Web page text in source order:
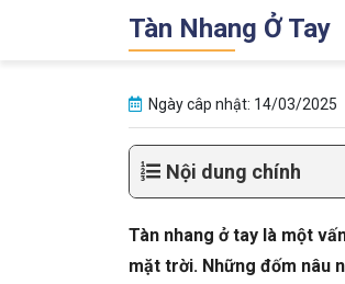
Tàn Nhang Ở Tay
Ngày câp nhật: 14/03/2025
Nội dung chính
Tàn nhang ở tay là một
mặt trời. Những đốm nâu